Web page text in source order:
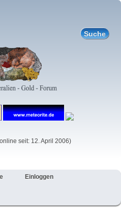
seit: 12. April 2006)
Einloggen